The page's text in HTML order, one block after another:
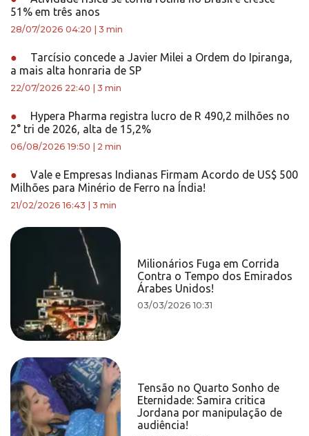
51% em três anos
28/07/2026 04:20 3 min
●
Tarcísio concede a Javier Milei a Ordem do Ipiranga,
a mais alta honraria de SP
22/07/2026 22:40 3 min
●
Hypera Pharma registra lucro de R 490,2 milhões no
2° tri de 2026, alta de 15,2%
06/08/2026 19:50 2 min
●
Vale e Empresas Indianas Firmam Acordo de US$ 500
Milhões para Minério de Ferro na Índia!
21/02/2026 16:43 3 min
Milionários Fuga em Corrida
Contra o Tempo dos Emirados
Árabes Unidos!
03/03/2026 10:31
Tensão no Quarto Sonho de
Eternidade: Samira critica
Jordana por manipulação de
audiência!